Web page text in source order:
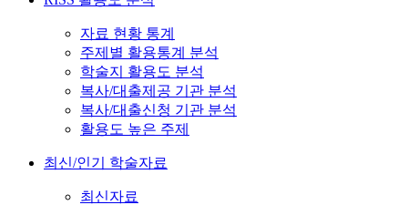
자료 현황 통계
주제별 활용통계 분석
학술지 활용도 분석
복사/대출제공 기관 분석
복사/대출신청 기관 분석
활용도 높은 주제
최신/인기 학술자료
최신자료